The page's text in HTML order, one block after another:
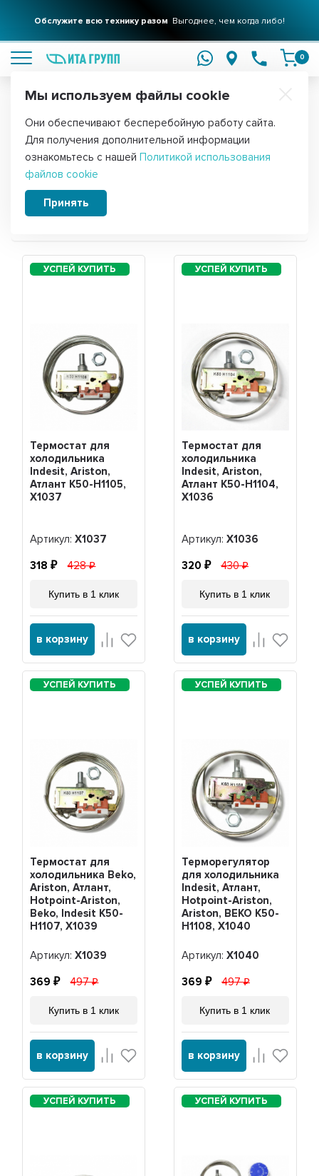
Обслужите всю технику разом Выгоднее, чем когда либо!
0
Главная
Запчасти для холодильника Nordfrost
NRB 121 I
Термостат для
холодильника
Indesit, Ariston,
Атлант K50-H1105,
Х1037
Артикул:Х1037
318 428
Купить в 1 клик
в корзину
Термостат для
холодильника
Indesit, Ariston,
Атлант K50-H1104,
Х1036
Артикул: Х1036
320 430
Купить в 1 клик
в корзину
Термостат для
холодильника Beko,
Ariston, Атлант,
Hotpoint-Ariston,
Beko, Indesit K50-
H1107, Х1039
Артикул:Х1039
369 497
Купить в 1 клик
в корзину
Терморегулятор
для холодильника
Indesit, Атлант,
Hotpoint-Ariston,
Ariston, BEKO K50-
H1108, Х1040
Артикул: Х1040
369 497
Купить в 1 клик
в корзину
Мы используем файлы cookie
Они обеспечивают бесперебойную работу сайта.
Для получения дополнительной информации
ознакомьтесь с нашей Политикой использования
файлов cookie
Принять